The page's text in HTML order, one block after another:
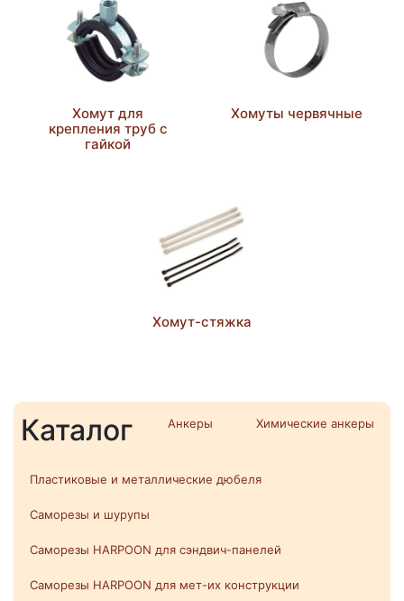
Каталог Анкеры Химические анкеры
Пластиковые и металлические дюбеля
Саморезы и шурупы
Саморезы HARPOON для сэндвич-панелей
Саморезы HARPOON для мет-их конструкции
Хомут для
крепления труб с
гайкой
Хомуты червячные
Хомут-стяжка